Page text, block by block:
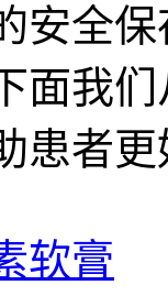
安全
面我
患者更
软膏